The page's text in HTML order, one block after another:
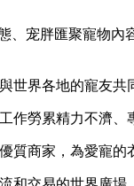
、宠胖匯聚寵物內
世界各地的寵友共
作勞累精力不濟
質商家，為愛寵